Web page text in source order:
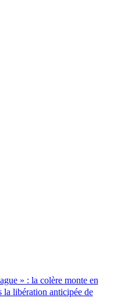
» : la colère monte en
la libération anticipée de